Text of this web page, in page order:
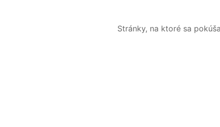
Stránky, na ktoré sa